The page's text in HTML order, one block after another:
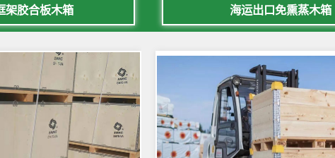
架胶合板木箱 海运出口免熏蒸木箱